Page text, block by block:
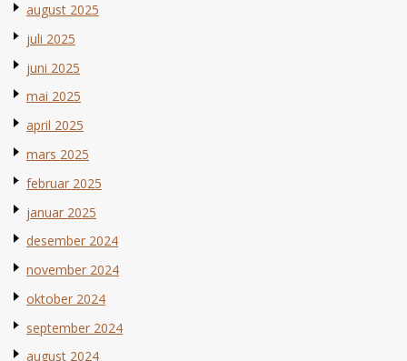
august 2025
juli 2025
juni 2025
mai 2025
april 2025
mars 2025
februar 2025
januar 2025
desember 2024
november 2024
oktober 2024
september 2024
august 2024